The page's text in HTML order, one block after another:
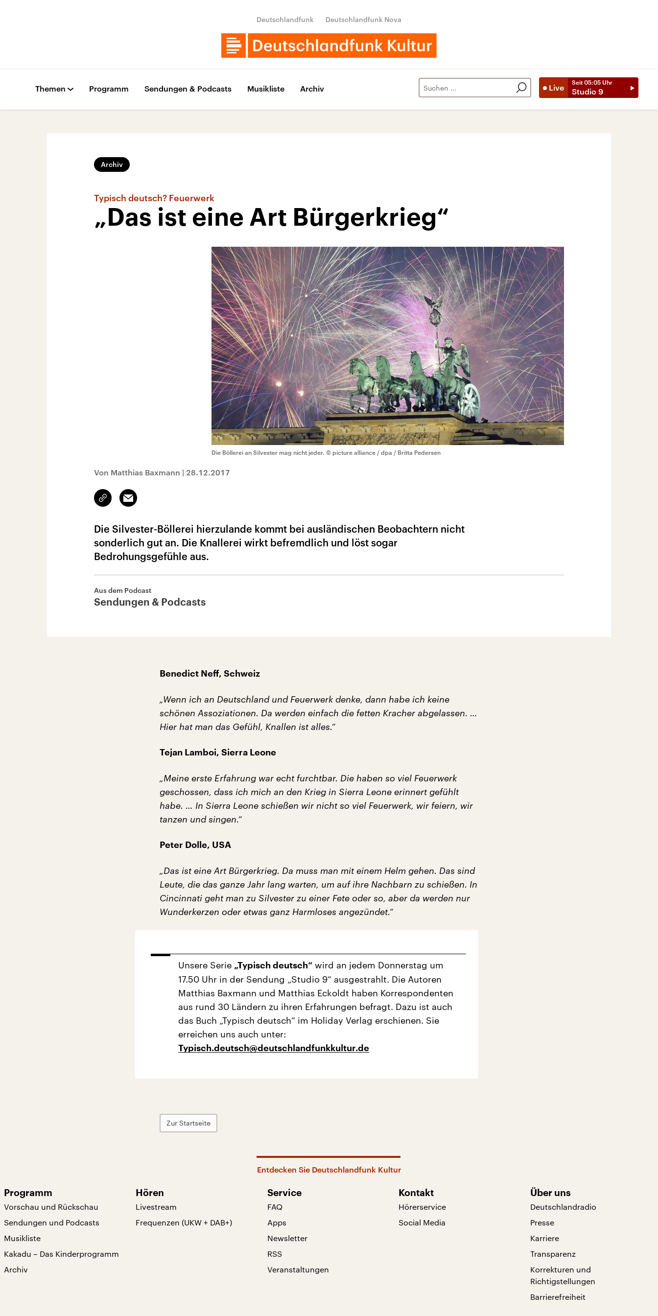
Deutschlandfunk Deutschlandfunk Nova
Live
Seit 05:05 Uhr
Studio 9
Themen Programm Sendungen & Podcasts Musikliste Archiv
Archiv
Typisch deutsch? Feuerwerk
„Das ist eine Art Bürgerkrieg“
Die Böllerei an Silvester mag nicht jeder. © picture alliance / dpa / Britta Pedersen
Von Matthias Baxmann | 28.12.2017
Link
kopieren/teilen
Email
Die Silvester-Böllerei hierzulande kommt bei ausländischen Beobachtern nicht
sonderlich gut an. Die Knallerei wirkt befremdlich und löst sogar
Bedrohungsgefühle aus.
Aus dem Podcast
Sendungen & Podcasts
Benedict Neff, Schweiz
„Wenn ich an Deutschland und Feuerwerk denke, dann habe ich keine
schönen Assoziationen. Da werden einfach die fetten Kracher abgelassen. …
Hier hat man das Gefühl, Knallen ist alles.“
Tejan Lamboi, Sierra Leone
„Meine erste Erfahrung war echt furchtbar. Die haben so viel Feuerwerk
geschossen, dass ich mich an den Krieg in Sierra Leone erinnert gefühlt
habe. … In Sierra Leone schießen wir nicht so viel Feuerwerk, wir feiern, wir
tanzen und singen.“
Peter Dolle, USA
„Das ist eine Art Bürgerkrieg. Da muss man mit einem Helm gehen. Das sind
Leute, die das ganze Jahr lang warten, um auf ihre Nachbarn zu schießen. In
Cincinnati geht man zu Silvester zu einer Fete oder so, aber da werden nur
Wunderkerzen oder etwas ganz Harmloses angezündet.“
Unsere Serie „Typisch deutsch“ wird an jedem Donnerstag um
17.50 Uhr in der Sendung „Studio 9“ ausgestrahlt. Die Autoren
Matthias Baxmann und Matthias Eckoldt haben Korrespondenten
aus rund 30 Ländern zu ihren Erfahrungen befragt. Dazu ist auch
das Buch „Typisch deutsch“ im Holiday Verlag erschienen. Sie
erreichen uns auch unter:
Typisch.deutsch@deutschlandfunkkultur.de
Zur Startseite
Entdecken Sie Deutschlandfunk Kultur
Programm
Vorschau und Rückschau
Sendungen und Podcasts
Musikliste
Kakadu – Das Kinderprogramm
Archiv
Hören
Livestream
Frequenzen (UKW + DAB+)
Service
FAQ
Apps
Newsletter
RSS
Veranstaltungen
Kontakt
Hörerservice
Social Media
Über uns
Deutschlandradio
Presse
Karriere
Transparenz
Korrekturen und
Richtigstellungen
Barrierefreiheit